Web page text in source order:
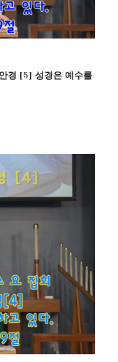
경 [5] 성경은 예수를